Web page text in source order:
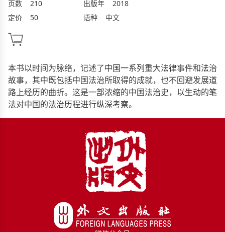
页数
210
定价
50
出版年
2018
语种
中文
本书以时间为脉络，记述了中国一系列重大法律事件和法治
故事，其中既包括中国法治所取得的成就，也不回避发展道
路上经历的曲折。这是一部浓缩的中国法治史，以生动的笔
法对中国的法治历程进行纵深考察。